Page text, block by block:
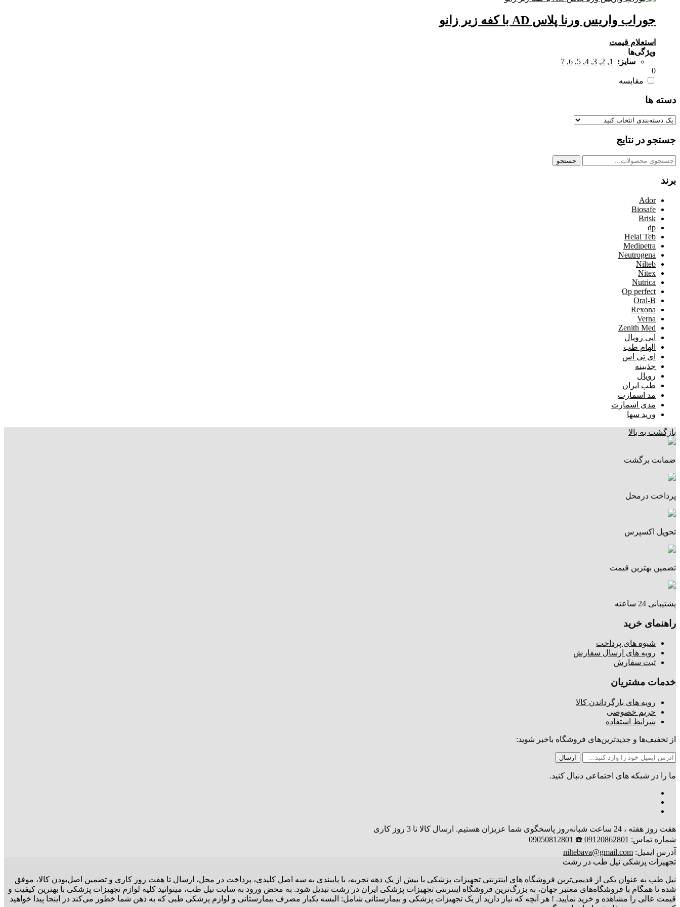
جوراب واریس ورنا پلاس AD با کفه زیر زانو
استعلام قیمت
ویژگی‌ها
سایز:
1
,
2
,
3
,
4
,
5
,
6
,
7
0
مقایسه
دسته ها
جستجو در نتایج
جستجو
جستجو
برند
Ador
Biosafe
Brisk
dp
Helal Teb
Medipetra
Neutrogena
Nilteb
Nitex
Nutrica
Op perfect
Oral-B
Rexona
Verna
Zenith Med
اپی رویال
الهام طب
ای تی اس
جذبینه
رویال
طب ایران
مد اسمارت
مدی اسمارت
ورید سها
بازگشت به بالا
ضمانت برگشت
پرداخت درمحل
تحویل اکسپرس
تضمین بهترین قیمت
پشتیبانی 24 ساعته
راهنمای خرید
شیوه های پرداخت
رویه های ارسال سفارش
ثبت سفارش
خدمات مشتریان
رویه های بازگرداندن کالا
حریم خصوصی
شرایط استفاده
از تخفیف‌ها و جدیدترین‌های فروشگاه باخبر شوید:
ما را در شبکه های اجتماعی دنبال کنید.
هفت روز هفته ، 24 ساعت شبانه‌روز پاسخگوی شما عزیزان هستیم. ارسال کالا تا 3 روز کاری
شماره تماس: 09120862801 ☎️ 09050812801
آدرس ایمیل: niltebava@gmail.com
تجهیزات پزشکی نیل طب در رشت
نیل طب به عنوان یکی از قدیمی‌ترین فروشگاه های اینترنتی تجهیزات پزشکی با بیش از یک دهه تجربه، با پایبندی به سه اصل کلیدی، پرداخت در محل، ارسال تا هفت روز کاری و تضمین اصل‌بودن کالا، موفق
شده تا همگام با فروشگاه‌های معتبر جهان، به بزرگ‌ترین فروشگاه اینترنتی تجهیزات پزشکی ایران در رشت تبدیل شود. به محض ورود به سایت نیل طب، میتوانید کلیه لوازم تجهیزات پزشکی با بهترین کیفیت و
قیمت عالی را مشاهده و خرید نمایید. ! هر آنچه که نیاز دارید از یک تجهیزات پزشکی و بیمارستانی شامل: البسه یکبار مصرف بیمارستانی و لوازم پزشکی طبی که به ذهن شما خطور می‌کند در اینجا پیدا خواهید